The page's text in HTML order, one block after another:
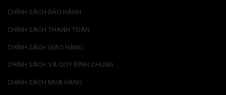
CHÍNH SÁCH BẢO HÀNH
CHÍNH SÁCH THANH TOÁN
CHÍNH SÁCH GIAO HÀNG
CHÍNH SÁCH VÀ QUY ĐỊNH CHUNG
CHÍNH SÁCH MUA HÀNG